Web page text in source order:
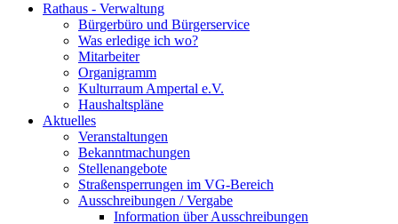
Rathaus - Verwaltung
Bürgerbüro und Bürgerservice
Was erledige ich wo?
Mitarbeiter
Organigramm
Kulturraum Ampertal e.V.
Haushaltspläne
Aktuelles
Veranstaltungen
Bekanntmachungen
Stellenangebote
Straßensperrungen im VG-Bereich
Ausschreibungen / Vergabe
Information über Ausschreibungen